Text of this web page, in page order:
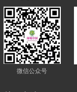
微信公众号